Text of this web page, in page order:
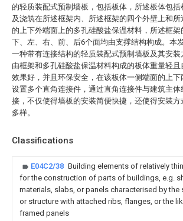
的轻质装配式预制墙板，包括板体，所述板体包括
及浇筑在所述框架内、所述框架的四个外壁上和所
的上下外端面上的多孔硅酸盐保温材料，所述框架
下、左、右、前、后6个面均由支撑结构构成。本
一种带有连接结构的轻质装配式预制墙板及其安装
由框架和多孔硅酸盐保温材料构成的板体重量轻且
效果好，并且环保安全，在该板体一侧端面的上下
设置多个直角连接件，通过直角连接件与建筑主体
接，不仅使得墙板的安装简便快捷，还使得安装方
多样。
Classifications
E04C2/38 Building elements of relatively
for the construction of parts of buildings, e.g.
materials, slabs, or panels characterised by the
or structure with attached ribs, flanges, or the
framed panels